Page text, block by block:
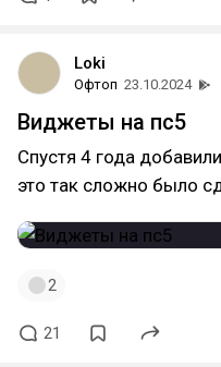
Loki
Офтоп 23.10.2024
Виджеты на пс5
Спустя 4 года
это так сложно было
2
21